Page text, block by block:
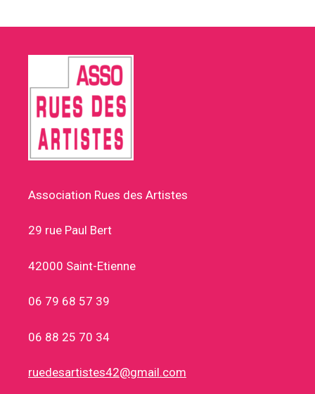
Association Rues des Artistes
29 rue Paul Bert
42000 Saint-Etienne
06 79 68 57 39
06 88 25 70 34
ruedesartistes42@gmail.com